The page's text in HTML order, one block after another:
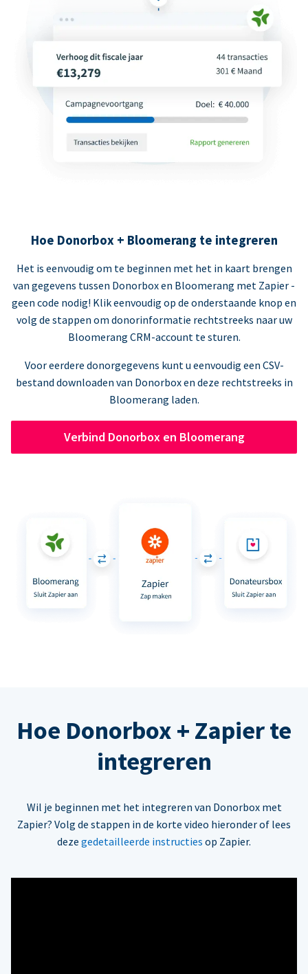
Hoe Donorbox + Bloomerang te integreren
Het is eenvoudig om te beginnen met het in kaart brengen
van gegevens tussen Donorbox en Bloomerang met Zapier -
geen code nodig! Klik eenvoudig op de onderstaande knop en
volg de stappen om donorinformatie rechtstreeks naar uw
Bloomerang CRM-account te sturen.
Voor eerdere donorgegevens kunt u eenvoudig een CSV-
bestand downloaden van Donorbox en deze rechtstreeks in
Bloomerang laden.
Verbind Donorbox en Bloomerang
Hoe Donorbox + Zapier te
integreren
Wil je beginnen met het integreren van Donorbox met
Zapier? Volg de stappen in de korte video hieronder of lees
deze gedetailleerde instructies op Zapier.